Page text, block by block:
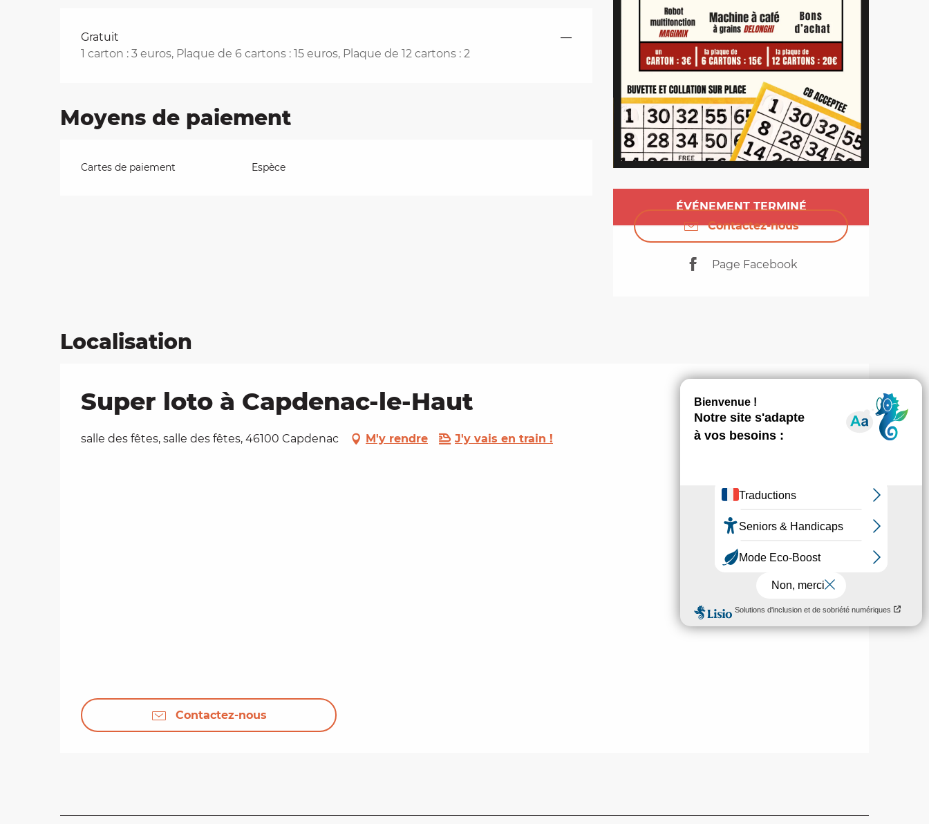
Ouverture et
ÉVÉNEMENT TERMINÉ
Contactez-nous
Page Facebook
Tarifs 2026
Gratuit
1 carton : 3 euros, Plaque de 6 cartons : 15 euros, Plaque de 12 cartons : 2
—
Moyens de paiement
Cartes de paiement Espèce
Localisation
Super loto à Capdenac-le-Haut
salle des fêtes, salle des fêtes, 46100 Capdenac M'y rendre J'y vais en train !
Contactez-nous